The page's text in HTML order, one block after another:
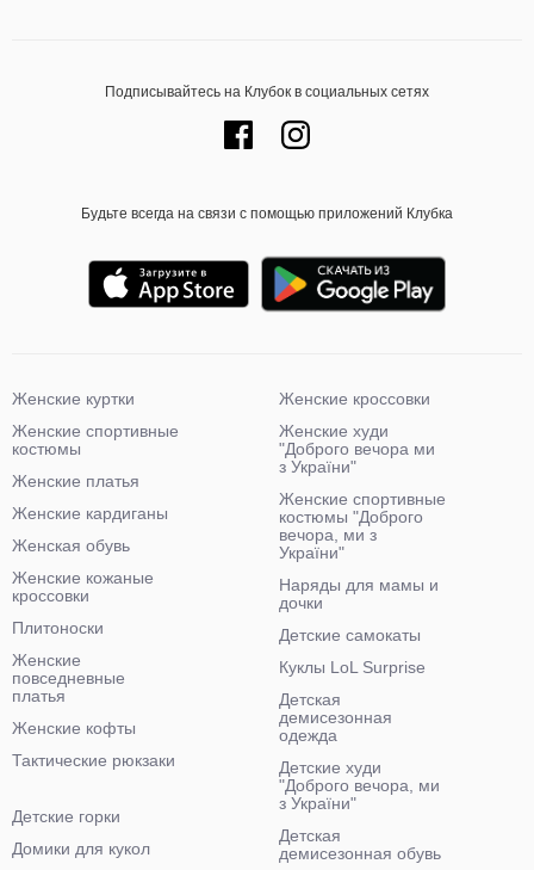
Подписывайтесь на Клубок в социальных сетях
Будьте всегда на связи с помощью приложений Клубка
Женские куртки
Женские спортивные
костюмы
Женские платья
Женские кардиганы
Женская обувь
Женские кожаные
кроссовки
Плитоноски
Женские
повседневные
платья
Женские кофты
Тактические рюкзаки
Женские кроссовки
Женские худи
"Доброго вечора ми
з України"
Женские спортивные
костюмы "Доброго
вечора, ми з
України"
Наряды для мамы и
дочки
Детские самокаты
Куклы LoL Surprise
Детская
демисезонная
одежда
Детские худи
"Доброго вечора, ми
з України"
Детская
демисезонная обувь
Детские горки
Домики для кукол